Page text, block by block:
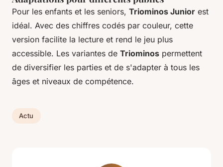
Pour les enfants et les seniors, Triominos Junior est
idéal. Avec des chiffres codés par couleur, cette
version facilite la lecture et rend le jeu plus
accessible. Les variantes de Triominos permettent
de diversifier les parties et de s'adapter à tous les
âges et niveaux de compétence.
Actu